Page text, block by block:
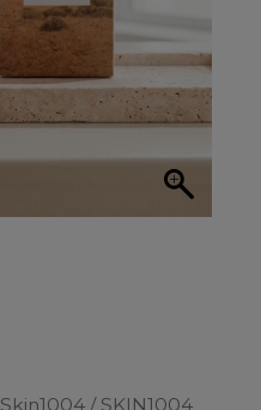
Skin1004 / SKIN1004